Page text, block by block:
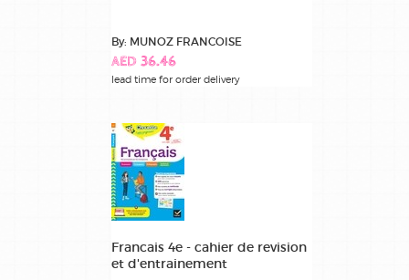
By: MUNOZ FRANCOISE
AED 36.46
lead time for order delivery
Francais 4e - cahier de revision
et d'entrainement